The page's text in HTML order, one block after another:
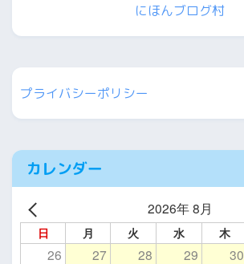
にほんブログ村
プライバシーポリシー
カレンダー
2026年 8月
日 月 火 水 木
26 27 28 29 30